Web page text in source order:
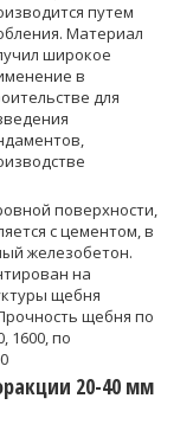
путем
Материал
широкое
в
для
поверхности,
с цементом, в
железобетон.
на
щебня
щебня по
1600, по
20-40 мм